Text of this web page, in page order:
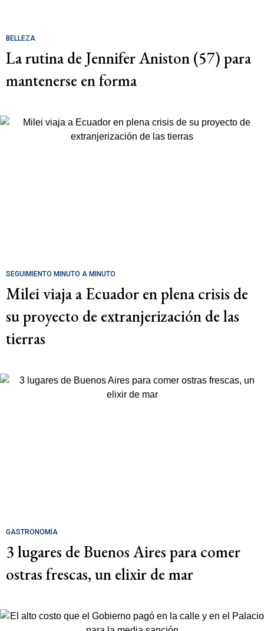
BELLEZA
La rutina de Jennifer Aniston (57) para
mantenerse en forma
SEGUIMIENTO MINUTO A MINUTO
Milei viaja a Ecuador en plena crisis de
su proyecto de extranjerización de las
tierras
GASTRONOMÍA
3 lugares de Buenos Aires para comer
ostras frescas, un elixir de mar